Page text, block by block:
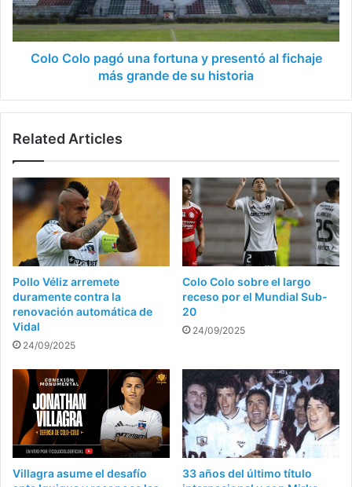
presentó
al
fichaje
másColo Colo pagó una fortuna y presentó al fichaje
más grande de su historia
Related Articles
Pollo Véliz arremete
duramente contra la
renovación automática de
Vidal
24/09/2025
Colo Colo sobre el largo
receso por el Mundial Sub-
20
24/09/2025
Villagra asume el desafío
33 años del último título